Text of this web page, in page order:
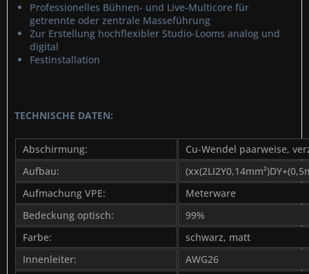
Professionelles Bühnen- und Live-Multicore für
getrennte oder zentrale Masseführung
Zur Erstellung hochflexibler Studio-Looms analog und
digital
Festinstallation
TECHNISCHE DATEN:
Abschirmung:
Cu-Wendel paarweise,
Aufbau:
Aufmachung VPE:
Meterware
Bedeckung optisch:
99%
Farbe:
schwarz, matt
Innenleiter:
AWG26